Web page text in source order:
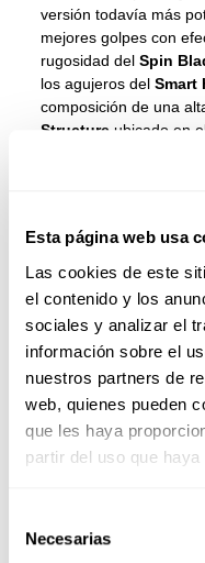
Esta página web usa
Las cookies de este
el contenido y los
sociales y analizar el
información sobre el
nuestros partners de
web, quienes pueden
que les haya
partir del uso que
Necesarias
versión todavía más
mejores golpes con
rugosidad delSpin
los agujeros delSmart
composición de una
Structure ubicado en
cabeza Diamond
Nivel: Pro